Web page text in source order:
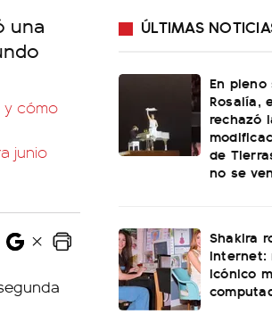
una
y cómo
junio
ÚLTIMAS
En
Rosalía,
rechazó
de
no se
Shakira
internet:
icónico